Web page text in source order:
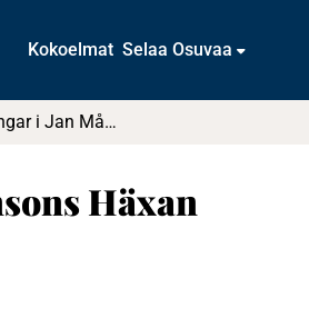
Kokoelmat Selaa Osuvaa
Personskildringar i Jan Mårtensons Häxan
Häxan